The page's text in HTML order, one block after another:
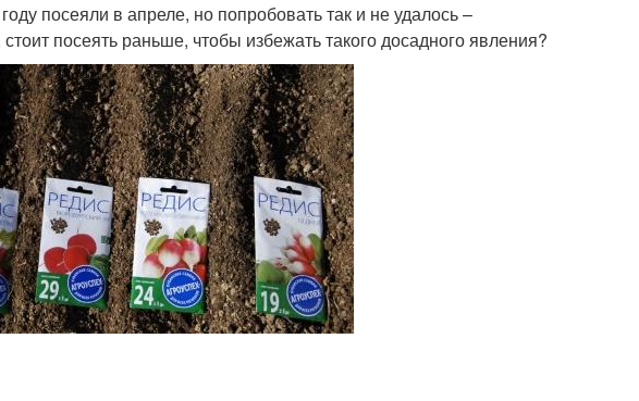
посеяли в апреле, но попробовать так и не удалось –
посеять раньше, чтобы избежать такого досадного явления?